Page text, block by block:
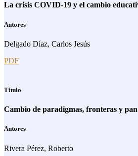
La crisis COVID-19 y el cambio
Autores
Delgado Díaz, Carlos Jesús
PDF
Titulo
Cambio de paradigmas, fronteras y
Autores
Rivera Pérez, Roberto